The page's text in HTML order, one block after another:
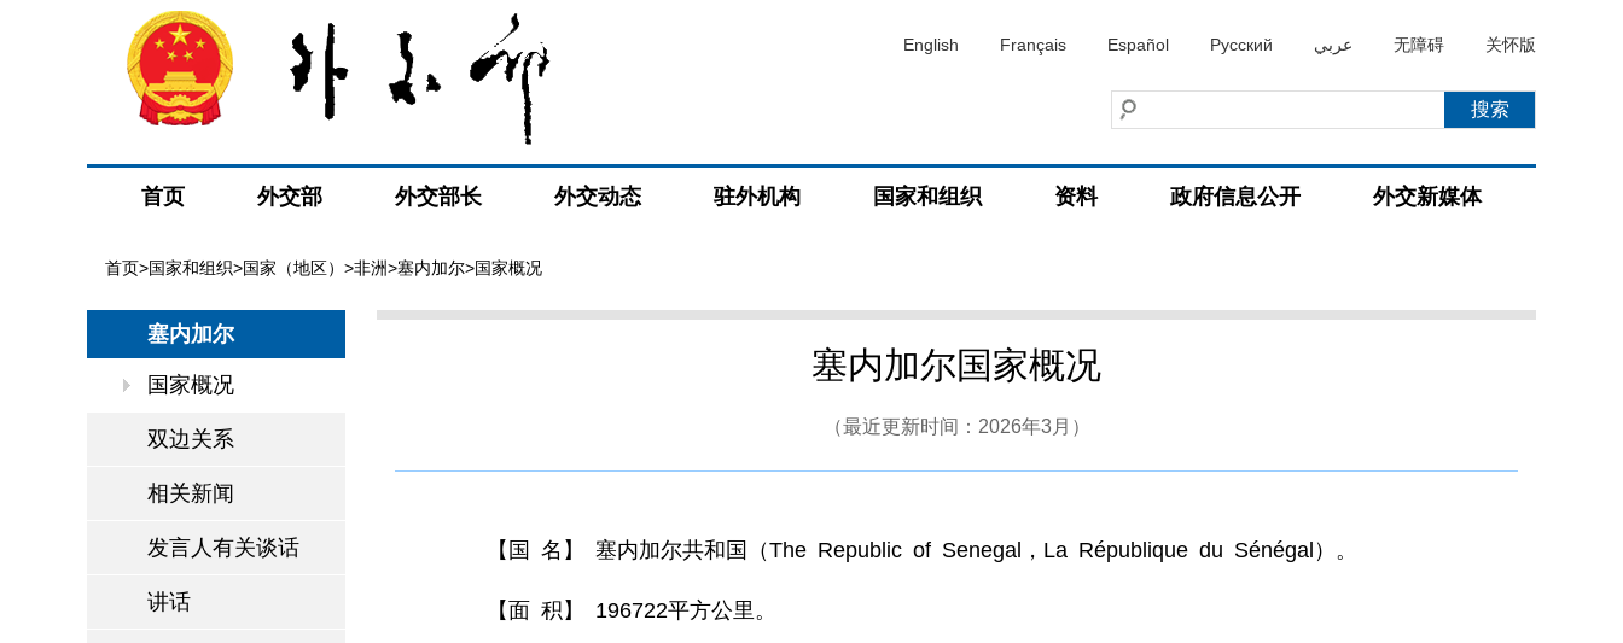
English Français Español Русский عربي 无障碍 关怀版
首页 外交部 外交部长 外交动态 驻外机构 国家和组织 资料 政府信息公开 外交新媒体
首页>国家和组织>国家（地区） >非洲>塞内加尔>国家概况
塞内加尔
国家概况
双边关系
相关新闻
发言人有关谈话
讲话
塞内加尔国家概况
（最近更新时间：2026年3月）
【国 名】 塞内加尔共和国（The Republic of Senegal，La République du Sénégal）。
【面 积】 196722平方公里。